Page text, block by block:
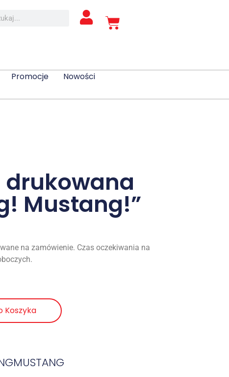
Promocje Nowości
drukowana
Mustang!”
na zamówienie. Czas oczekiwania na
Koszyka